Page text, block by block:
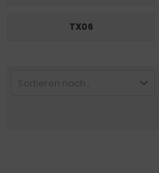
TX06
Sortieren nach ...